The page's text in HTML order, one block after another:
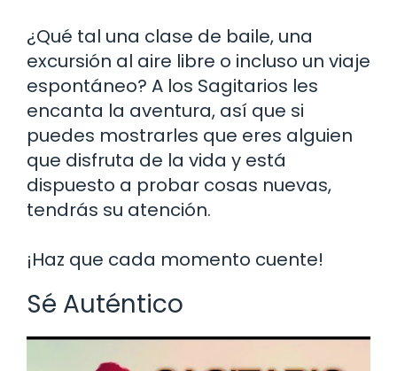
¿Qué tal una clase de baile, una
excursión al aire libre o incluso un viaje
espontáneo? A los Sagitarios les
encanta la aventura, así que si
puedes mostrarles que eres alguien
que disfruta de la vida y está
dispuesto a probar cosas nuevas,
tendrás su atención.
¡Haz que cada momento cuente!
Sé Auténtico